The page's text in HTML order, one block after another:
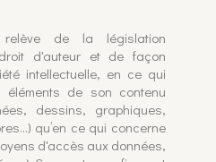
de la législation
d'auteur et de façon
intellectuelle, en ce qui
de son contenu
dessins, graphiques,
qu’en ce qui concerne
d'accès aux données,